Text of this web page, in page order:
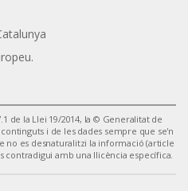
de la Llei 19/2014, la © Generalitat de
i de les dades sempre que se'n
no es desnaturalitzi la informació (article
contradigui amb una llicència específica.